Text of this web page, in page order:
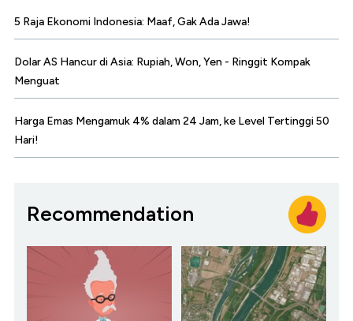
5 Raja Ekonomi Indonesia: Maaf, Gak Ada Jawa!
Dolar AS Hancur di Asia: Rupiah, Won, Yen - Ringgit Kompak
Menguat
Harga Emas Mengamuk 4% dalam 24 Jam, ke Level Tertinggi 50
Hari!
Recommendation